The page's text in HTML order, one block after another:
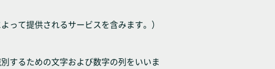
って提供されるサービスを含みます。）
するための文字および数字の列をいいま